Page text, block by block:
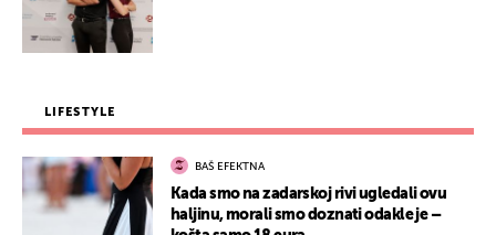
LIFESTYLE
BAŠ EFEKTNA
Kada smo na zadarskoj rivi ugledali ovu
haljinu, morali smo doznati odakle je –